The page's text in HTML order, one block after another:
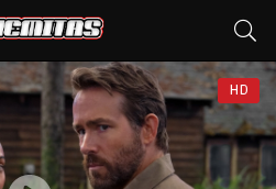
HD